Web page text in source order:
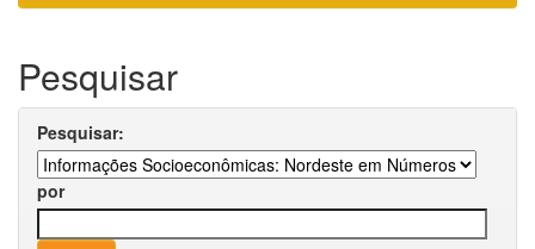
Pesquisar
Pesquisar:
por